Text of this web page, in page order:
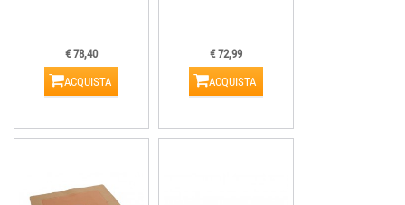
€ 78,40
ACQUISTA
€ 72,99
ACQUISTA